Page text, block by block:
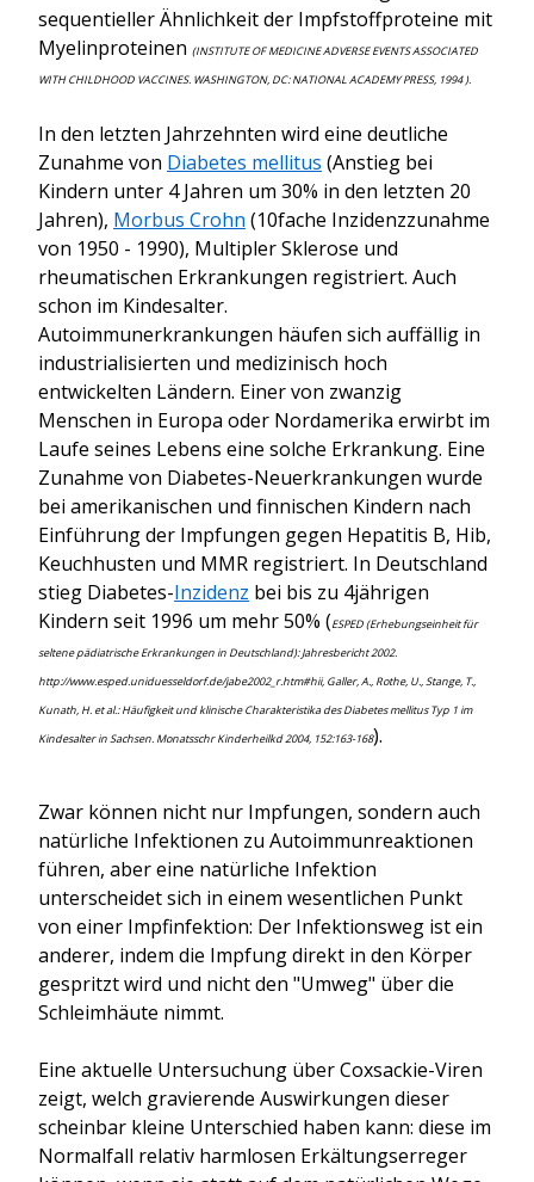
sequentieller Ähnlichkeit der Impfstoffproteine mit
Myelinproteinen (INSTITUTE OF MEDICINE ADVERSE EVENTS ASSOCIATED
WITH CHILDHOOD VACCINES. WASHINGTON, DC: NATIONAL ACADEMY PRESS, 1994 ).
In den letzten Jahrzehnten wird eine deutliche
Zunahme von Diabetes mellitus (Anstieg bei
Kindern unter 4 Jahren um 30% in den letzten 20
Jahren), Morbus Crohn (10fache Inzidenzzunahme
von 1950 - 1990), Multipler Sklerose und
rheumatischen Erkrankungen registriert. Auch
schon im Kindesalter.
Autoimmunerkrankungen häufen sich auffällig in
industrialisierten und medizinisch hoch
entwickelten Ländern. Einer von zwanzig
Menschen in Europa oder Nordamerika erwirbt im
Laufe seines Lebens eine solche Erkrankung. Eine
Zunahme von Diabetes-Neuerkrankungen wurde
bei amerikanischen und finnischen Kindern nach
Einführung der Impfungen gegen Hepatitis B, Hib,
Keuchhusten und MMR registriert. In Deutschland
stieg Diabetes-Inzidenz bei bis zu 4jährigen
Kindern seit 1996 um mehr 50% (ESPED (Erhebungseinheit für
seltene pädiatrische Erkrankungen in Deutschland): Jahresbericht 2002.
http://www.esped.uniduesseldorf.de/jabe2002_r.htm#hii, Galler, A., Rothe, U., Stange, T.,
Kunath, H. et al.: Häufigkeit und klinische Charakteristika des Diabetes mellitus Typ 1 im
Kindesalter in Sachsen. Monatsschr Kinderheilkd 2004, 152:163-168).
Zwar können nicht nur Impfungen, sondern auch
natürliche Infektionen zu Autoimmunreaktionen
führen, aber eine natürliche Infektion
unterscheidet sich in einem wesentlichen Punkt
von einer Impfinfektion: Der Infektionsweg ist ein
anderer, indem die Impfung direkt in den Körper
gespritzt wird und nicht den "Umweg" über die
Schleimhäute nimmt.
Eine aktuelle Untersuchung über Coxsackie-Viren
zeigt, welch gravierende Auswirkungen dieser
scheinbar kleine Unterschied haben kann: diese im
Normalfall relativ harmlosen Erkältungserreger